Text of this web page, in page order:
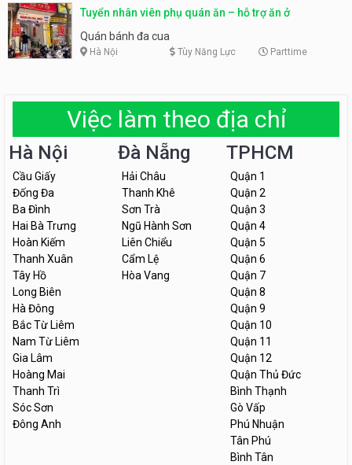
Tuyển nhân viên phụ quán ăn – hỗ trợ ăn ở
Quán bánh đa cua
Hà Nội Tùy Năng Lực Parttime
Việc làm theo địa chỉ
Hà Nội
Cầu Giấy
Đống Đa
Ba Đình
Hai Bà Trưng
Hoàn Kiếm
Thanh Xuân
Tây Hồ
Long Biên
Hà Đông
Bắc Từ Liêm
Nam Từ Liêm
Gia Lâm
Hoàng Mai
Thanh Trì
Sóc Sơn
Đông Anh
Đà Nẵng
Hải Châu
Thanh Khê
Sơn Trà
Ngũ Hành Sơn
Liên Chiểu
Cẩm Lệ
Hòa Vang
TPHCM
Quận 1
Quận 2
Quận 3
Quận 4
Quận 5
Quận 6
Quận 7
Quận 8
Quận 9
Quận 10
Quận 11
Quận 12
Quận Thủ Đức
Bình Thạnh
Gò Vấp
Phú Nhuận
Tân Phú
Bình Tân